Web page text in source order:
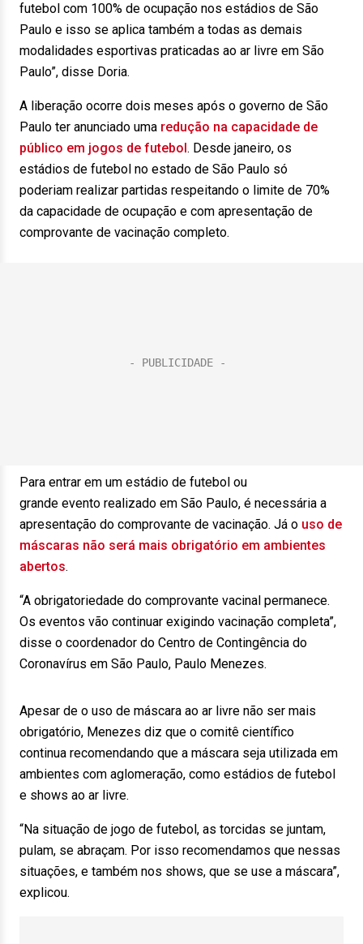
futebol com 100% de ocupação nos estádios de São
Paulo e isso se aplica também a todas as demais
modalidades esportivas praticadas ao ar livre em São
Paulo”, disse Doria.
A liberação ocorre dois meses após o governo de São
Paulo ter anunciado uma redução na capacidade de
público em jogos de futebol. Desde janeiro, os
estádios de futebol no estado de São Paulo só
poderiam realizar partidas respeitando o limite de 70%
da capacidade de ocupação e com apresentação de
comprovante de vacinação completo.
Para entrar em um estádio de futebol ou
grande evento realizado em São Paulo, é necessária a
apresentação do comprovante de vacinação. Já o uso de
máscaras não será mais obrigatório em ambientes
abertos.
“A obrigatoriedade do comprovante vacinal permanece.
Os eventos vão continuar exigindo vacinação completa”,
disse o coordenador do Centro de Contingência do
Coronavírus em São Paulo, Paulo Menezes.
Apesar de o uso de máscara ao ar livre não ser mais
obrigatório, Menezes diz que o comitê científico
continua recomendando que a máscara seja utilizada em
ambientes com aglomeração, como estádios de futebol
e shows ao ar livre.
“Na situação de jogo de futebol, as torcidas se juntam,
pulam, se abraçam. Por isso recomendamos que nessas
situações, e também nos shows, que se use a máscara”,
explicou.